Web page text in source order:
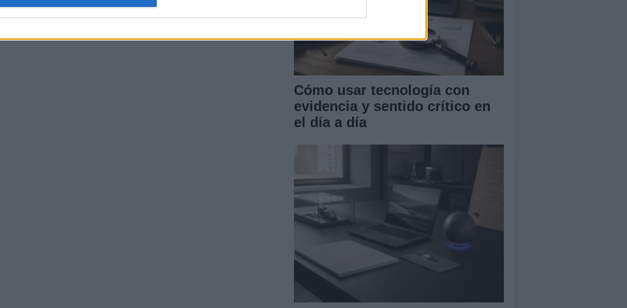
Cómo usar tecnología con
evidencia y sentido crítico en
el día a día